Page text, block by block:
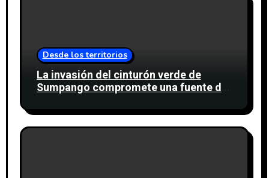
Desde los territorios
La invasión del cinturón verde de
Sumpango compromete una fuente de